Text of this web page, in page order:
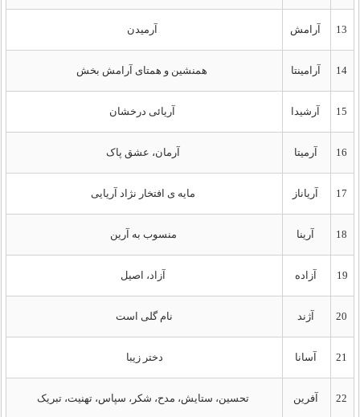
آرامش آرمیدن
14 آرامینتا همنشین و همتای آرامش بخش
آرشیدا آریائی درخشان
آرمیتا آرمان، عشق پاک
آریاناز مایه ی افتخار نژاد آریایی
آرینا منسوب به آرین
آزاده آزاد، اصیل
آژند نام گلی است
آسانا دختر زیبا
آفرین تحسین، ستایش، مدح، شکر، سپاس، تهنیت، تبریک